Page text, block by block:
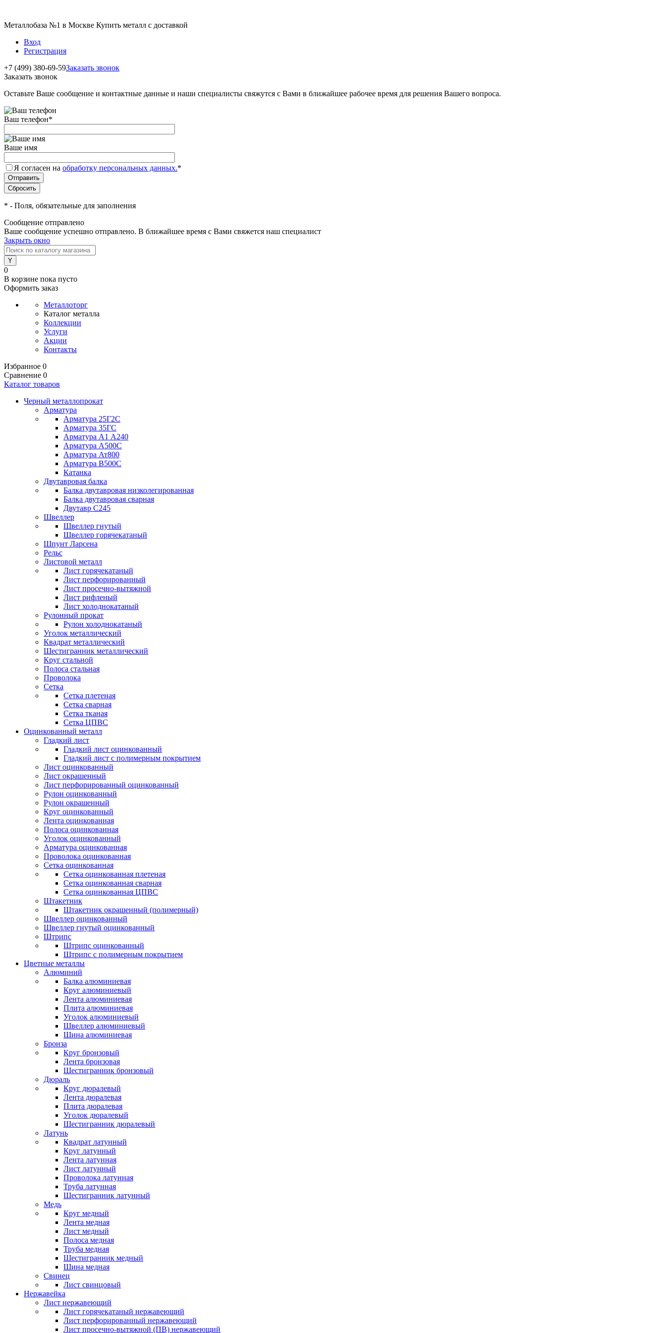
Металлобаза №1 в Москве Купить металл с доставкой
Вход
Регистрация
+7 (499) 380-69-59Заказать звонок
Заказать звонок
Оставьте Ваше сообщение и контактные данные и наши специалисты свяжутся с Вами в ближайшее рабочее время для решения Вашего вопроса.
Ваш телефон*
Ваше имя
Я согласен на обработку персональных данных.*
* - Поля, обязательные для заполнения
Сообщение отправлено
Ваше сообщение успешно отправлено. В ближайшее время с Вами свяжется наш специалист
Закрыть окно
0
В корзине пока пусто
Оформить заказ
Металлоторг
Каталог металла
Коллекции
Услуги
Акции
Контакты
Избранное 0
Сравнение 0
Каталог товаров
Черный металлопрокат
Арматура
Арматура 25Г2С
Арматура 35ГС
Арматура А1 А240
Арматура А500С
Арматура Ат800
Арматура В500С
Катанка
Двутавровая балка
Балка двутавровая низколегированная
Балка двутавровая сварная
Двутавр С245
Швеллер
Швеллер гнутый
Швеллер горячекатаный
Шпунт Ларсена
Рельс
Листовой металл
Лист горячекатаный
Лист перфорированный
Лист просечно-вытяжной
Лист рифленый
Лист холоднокатаный
Рулонный прокат
Рулон холоднокатаный
Уголок металлический
Квадрат металлический
Шестигранник металлический
Круг стальной
Полоса стальная
Проволока
Сетка
Сетка плетеная
Сетка сварная
Сетка тканая
Сетка ЦПВС
Оцинкованный металл
Гладкий лист
Гладкий лист оцинкованный
Гладкий лист с полимерным покрытием
Лист оцинкованный
Лист окрашенный
Лист перфорированный оцинкованный
Рулон оцинкованный
Рулон окрашенный
Круг оцинкованный
Лента оцинкованная
Полоса оцинкованная
Уголок оцинкованный
Арматура оцинкованная
Проволока оцинкованная
Сетка оцинкованная
Сетка оцинкованная плетеная
Сетка оцинкованная сварная
Сетка оцинкованная ЦПВС
Штакетник
Штакетник окрашенный (полимерный)
Швеллер оцинкованный
Швеллер гнутый оцинкованный
Штрипс
Штрипс оцинкованный
Штрипс с полимерным покрытием
Цветные металлы
Алюминий
Балка алюминиевая
Круг алюминиевый
Лента алюминиевая
Плита алюминиевая
Уголок алюминиевый
Швеллер алюминиевый
Шина алюминиевая
Бронза
Круг бронзовый
Лента бронзовая
Шестигранник бронзовый
Дюраль
Круг дюралевый
Лента дюралевая
Плита дюралевая
Уголок дюралевый
Шестигранник дюралевый
Латунь
Квадрат латунный
Круг латунный
Лента латунная
Лист латунный
Проволока латунная
Труба латунная
Шестигранник латунный
Медь
Круг медный
Лента медная
Лист медный
Полоса медная
Труба медная
Шестигранник медный
Шина медная
Свинец
Лист свинцовый
Нержавейка
Лист нержавеющий
Лист горячекатаный нержавеющий
Лист перфорированный нержавеющий
Лист просечно-вытяжной (ПВ) нержавеющий